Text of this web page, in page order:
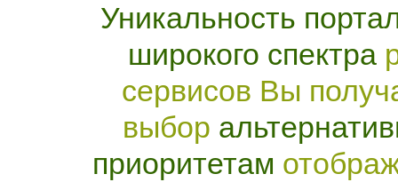
Уникальность
широкого спектра
сервисов Вы
выбор
приоритетам